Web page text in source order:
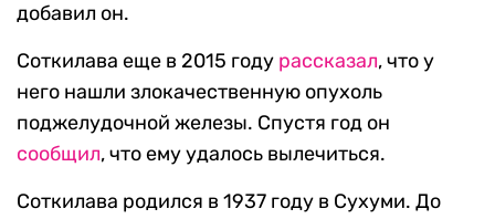
добавил он.
Соткилава еще в 2015 году рассказал, что у
него нашли злокачественную опухоль
поджелудочной железы. Спустя год он
сообщил, что ему удалось вылечиться.
Соткилава родился в 1937 году в Сухуми. До